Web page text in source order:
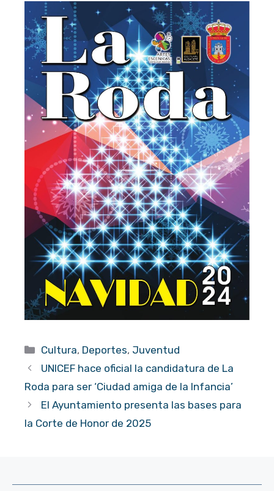
Categorías
Cultura, Deportes, Juventud
UNICEF hace oficial la candidatura de La
Roda para ser ‘Ciudad amiga de la Infancia’
El Ayuntamiento presenta las bases para
la Corte de Honor de 2025